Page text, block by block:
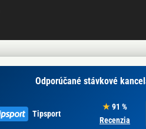
Odporúčané stávkové
Tipsport
91 %
Recenzia